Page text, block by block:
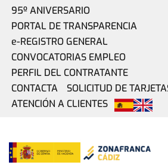
95º ANIVERSARIO
PORTAL DE TRANSPARENCIA
e-REGISTRO GENERAL
CONVOCATORIAS EMPLEO
PERFIL DEL CONTRATANTE
CONTACTA
SOLICITUD DE
ATENCIÓN A CLIENTES